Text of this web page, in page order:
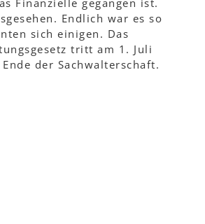
Finanzielle gegangen ist.
Endlich war es so
sich einigen. Das
tritt am 1. Juli
der Sachwalterschaft.